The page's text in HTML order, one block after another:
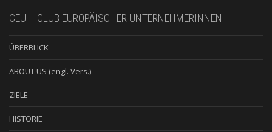
CEU – CLUB EUROPÄISCHER UNTERNEHMERINNEN
ÜBERBLICK
ABOUT US (engl. Vers.)
ZIELE
HISTORIE